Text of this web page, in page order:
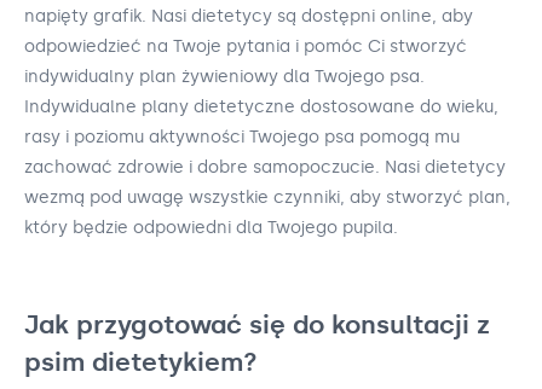
napięty grafik. Nasi dietetycy są dostępni online, aby
odpowiedzieć na Twoje pytania i pomóc Ci stworzyć
indywidualny plan żywieniowy dla Twojego psa.
Indywidualne plany dietetyczne dostosowane do wieku,
rasy i poziomu aktywności Twojego psa pomogą mu
zachować zdrowie i dobre samopoczucie. Nasi dietetycy
wezmą pod uwagę wszystkie czynniki, aby stworzyć plan,
który będzie odpowiedni dla Twojego pupila.
Jak przygotować się do konsultacji z
psim dietetykiem?